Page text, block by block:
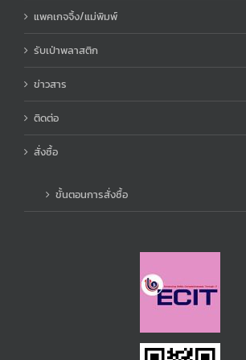
แพคเกจจิ้ง/แม่พิมพ์
รับเป่าพลาสติก
ข่าวสาร
ติดต่อ
สั่งซื้อ
ขั้นตอนการสั่งซื้อ